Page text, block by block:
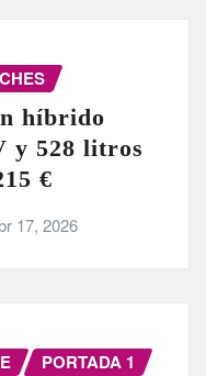
híbrido
y 528 litros
€
17, 2026
PORTADA 1